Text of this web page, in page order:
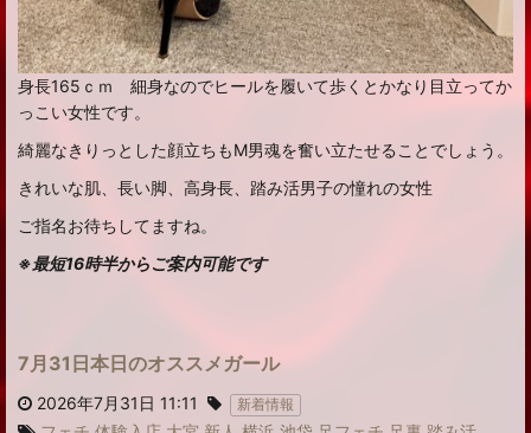
身長165ｃｍ 細身なのでヒールを履いて歩くとかなり目立ってか
っこい女性です。
綺麗なきりっとした顔立ちもM男魂を奮い立たせることでしょう。
きれいな肌、長い脚、高身長、踏み活男子の憧れの女性
ご指名お待ちしてますね。
※最短16時半からご案内可能です
7月31日本日のオススメガール
2026年7月31日 11:11 新着情報